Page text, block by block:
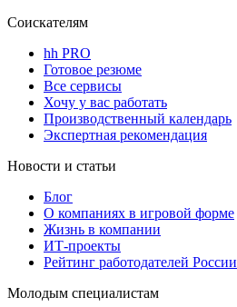
Соискателям
hh PRO
Готовое резюме
Все сервисы
Хочу у вас работать
Производственный календарь
Экспертная рекомендация
Новости и статьи
Блог
О компаниях в игровой форме
Жизнь в компании
ИТ-проекты
Рейтинг работодателей России
Молодым специалистам